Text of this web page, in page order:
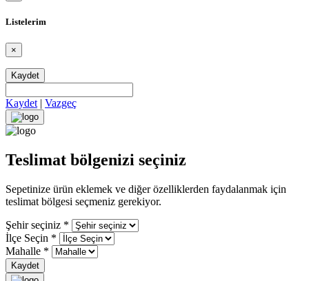
Listelerim
×
Kaydet
Kaydet | Vazgeç
Teslimat bölgenizi seçiniz
Sepetinize ürün eklemek ve diğer özelliklerden faydalanmak için
teslimat bölgesi seçmeniz gerekiyor.
Şehir seçiniz *
İlçe Seçin *
Mahalle *
Kaydet